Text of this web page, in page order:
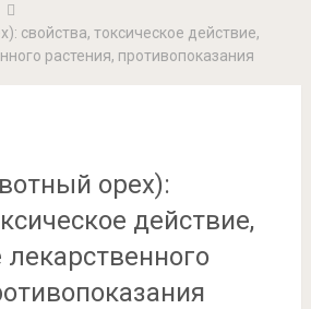
свойства, токсическое действие,
растения, противопоказания
орех):
действие,